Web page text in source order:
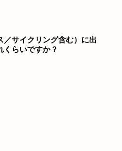
／サイクリング含む）に出
くらいですか？